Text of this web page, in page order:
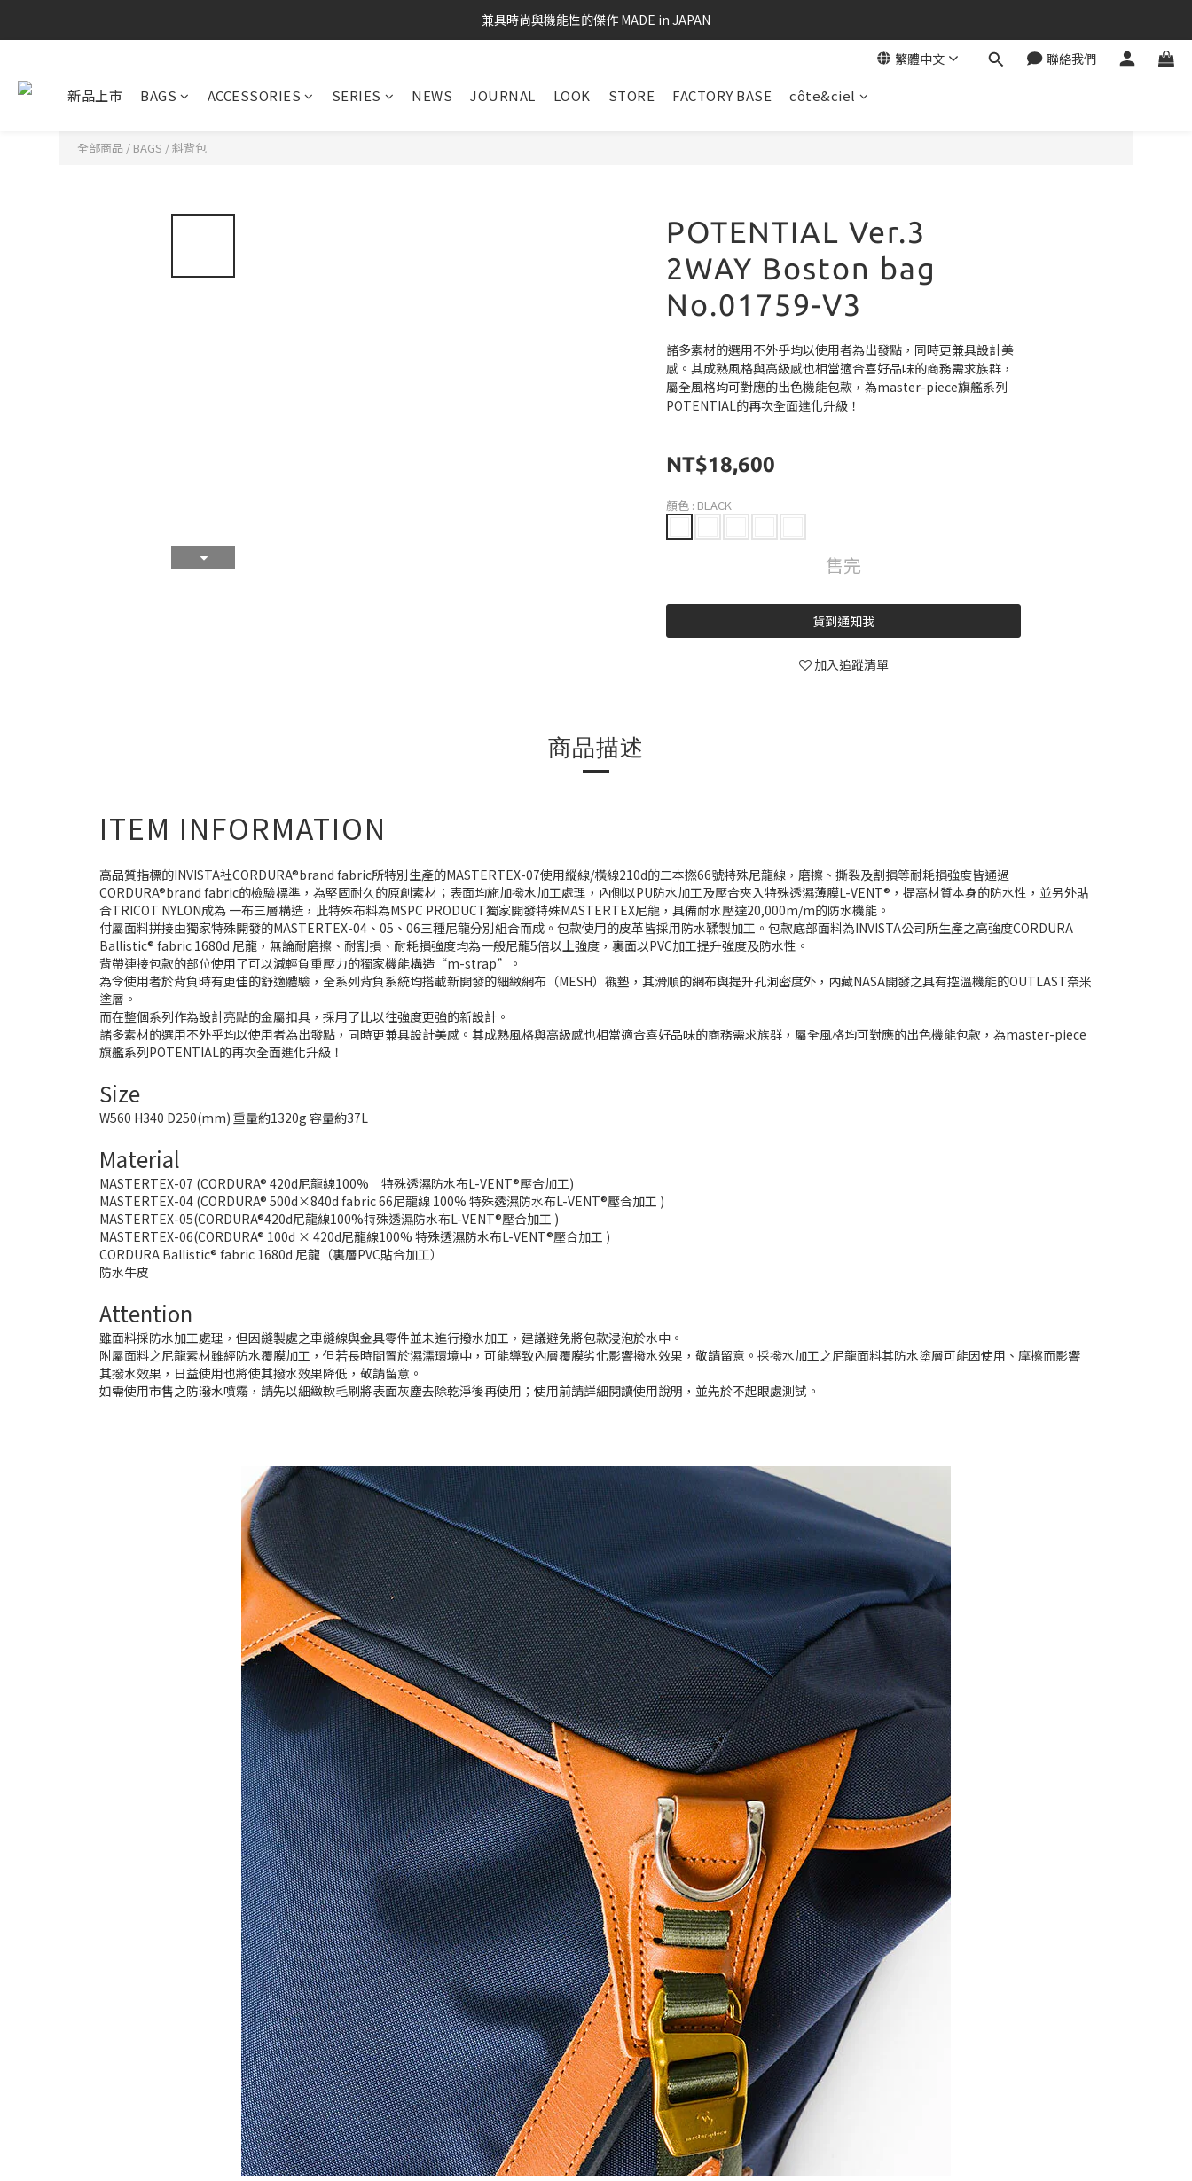
兼具時尚與機能性的傑作 MADE in JAPAN
繁體中文 聯絡我們
新品上市 BAGS ACCESSORIES SERIES NEWS JOURNAL LOOK STORE FACTORY BASE côte&ciel
全部商品 / BAGS /斜背包
POTENTIAL Ver.3
2WAY Boston bag
No.01759-V3
諸多素材的選用不外乎均以使用者為出發點，同時更兼具設計美
感。其成熟風格與高級感也相當適合喜好品味的商務需求族群，
屬全風格均可對應的出色機能包款，為master-piece旗艦系列
POTENTIAL的再次全面進化升級！
NT$18,600
顏色 : BLACK
售完
貨到通知我
加入追蹤清單
商品描述
ITEM INFORMATION
高品質指標的INVISTA社CORDURA®brand fabric所特別生產的MASTERTEX-07使用縱線/橫線210d的二本撚66號特殊尼龍線，磨擦、撕裂及割損等耐耗損強度皆通過
CORDURA®brand fabric的檢驗標準，為堅固耐久的原創素材；表面均施加撥水加工處理，內側以PU防水加工及壓合夾入特殊透濕薄膜L-VENT®，提高材質本身的防水性，並另外貼
合TRICOT NYLON成為 一布三層構造，此特殊布料為MSPC PRODUCT獨家開發特殊MASTERTEX尼龍，具備耐水壓達20,000m/m的防水機能。
付屬面料拼接由獨家特殊開發的MASTERTEX-04、05、06三種尼龍分別組合而成。包款使用的皮革皆採用防水鞣製加工。包款底部面料為INVISTA公司所生產之高強度CORDURA
Ballistic® fabric 1680d 尼龍，無論耐磨擦、耐割損、耐耗損強度均為一般尼龍5倍以上強度，裏面以PVC加工提升強度及防水性。
背帶連接包款的部位使用了可以減輕負重壓力的獨家機能構造“m-strap”。
為令使用者於背負時有更佳的舒適體驗，全系列背負系統均搭載新開發的細緻網布（MESH）襯墊，其滑順的網布與提升孔洞密度外，內藏NASA開發之具有控溫機能的OUTLAST奈米
塗層。
而在整個系列作為設計亮點的金屬扣具，採用了比以往強度更強的新設計。
諸多素材的選用不外乎均以使用者為出發點，同時更兼具設計美感。其成熟風格與高級感也相當適合喜好品味的商務需求族群，屬全風格均可對應的出色機能包款，為master-piece
旗艦系列POTENTIAL的再次全面進化升級！
Size
W560 H340 D250(mm) 重量約1320g 容量約37L
Material
MASTERTEX-07 (CORDURA® 420d尼龍線100% 特殊透濕防水布L-VENT®壓合加工)
MASTERTEX-04 (CORDURA® 500d×840d fabric 66尼龍線 100% 特殊透濕防水布L-VENT®壓合加工 )
MASTERTEX-05(CORDURA®420d尼龍線100%特殊透濕防水布L-VENT®壓合加工 )
MASTERTEX-06(CORDURA® 100d × 420d尼龍線100% 特殊透濕防水布L-VENT®壓合加工 )
CORDURA Ballistic® fabric 1680d 尼龍（裏層PVC貼合加工）
防水牛皮
Attention
雖面料採防水加工處理，但因縫製處之車縫線與金具零件並未進行撥水加工，建議避免將包款浸泡於水中。
附屬面料之尼龍素材雖經防水覆膜加工，但若長時間置於濕濡環境中，可能導致內層覆膜劣化影響撥水效果，敬請留意。採撥水加工之尼龍面料其防水塗層可能因使用、摩擦而影響
其撥水效果，日益使用也將使其撥水效果降低，敬請留意。
如需使用市售之防潑水噴霧，請先以細緻軟毛刷將表面灰塵去除乾淨後再使用；使用前請詳細閱讀使用說明，並先於不起眼處測試。